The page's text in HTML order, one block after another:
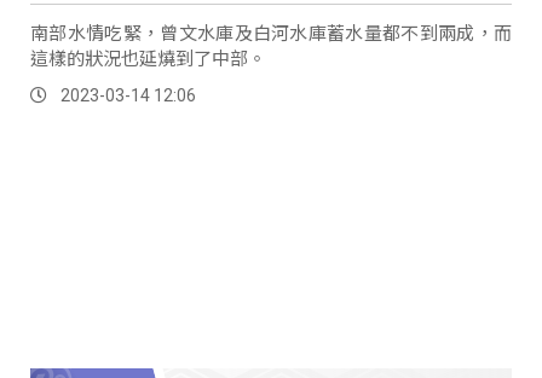
南部水情吃緊，曾文水庫及白河水庫蓄水量都不到兩成，而
這樣的狀況也延燒到了中部。
2023-03-14 12:06